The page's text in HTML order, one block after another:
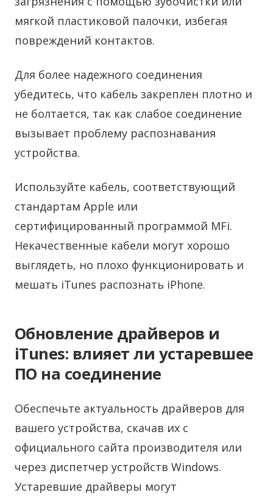
мягкой пластиковой палочки, избегая
повреждений контактов.
Для более надежного соединения
убедитесь, что кабель закреплен плотно и
не болтается, так как слабое соединение
вызывает проблему распознавания
устройства.
Используйте кабель, соответствующий
стандартам Apple или
сертифицированный программой MFi.
Некачественные кабели могут хорошо
выглядеть, но плохо функционировать и
мешать iTunes распознать iPhone.
Обновление драйверов и
iTunes: влияет ли устаревшее
ПО на соединение
Обеспечьте актуальность драйверов для
вашего устройства, скачав их с
официального сайта производителя или
через диспетчер устройств Windows.
Устаревшие драйверы могут